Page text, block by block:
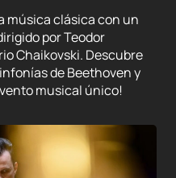
música clásica con un
por Teodor
Chaikovski. Descubre
de Beethoven y
musical único!